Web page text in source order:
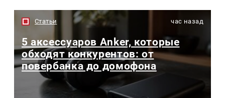
Статьи час назад
5 аксессуаров Anker, которые
обходят конкурентов: от
повербанка до домофона